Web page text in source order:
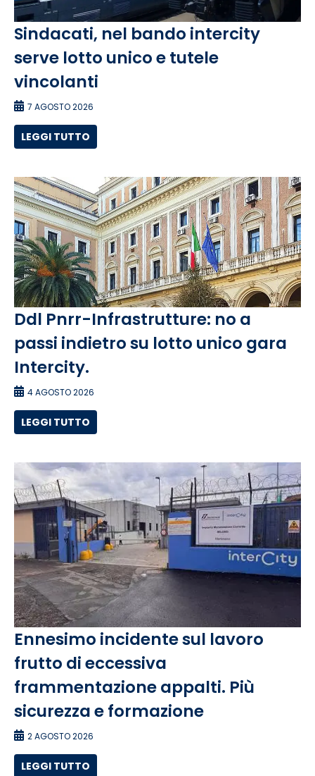
Sindacati, nel bando intercity
serve lotto unico e tutele
vincolanti
7 AGOSTO 2026
LEGGI TUTTO
Ddl Pnrr-Infrastrutture: no a
passi indietro su lotto unico gara
Intercity.
4 AGOSTO 2026
LEGGI TUTTO
Ennesimo incidente sul lavoro
frutto di eccessiva
frammentazione appalti. Più
sicurezza e formazione
2 AGOSTO 2026
LEGGI TUTTO